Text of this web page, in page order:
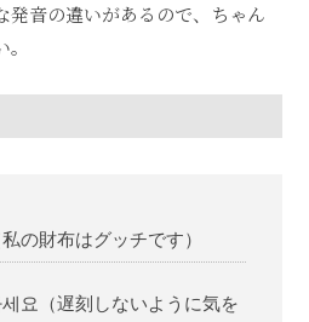
発音の違いがあるので、ちゃん
の財布はグッチです）
요（遅刻しないように気を